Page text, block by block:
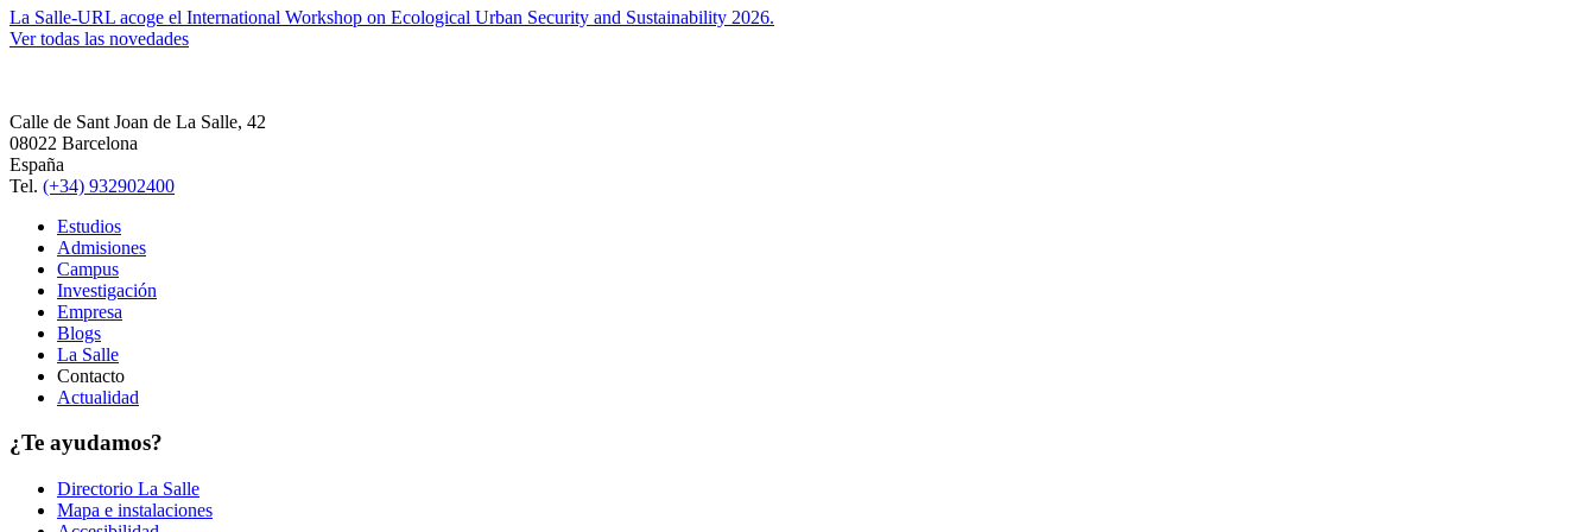
La Salle-URL acoge el International Workshop on Ecological Urban Security and Sustainability 2026.
Ver todas las novedades
Calle de Sant Joan de La Salle, 42
08022 Barcelona
España
Tel. (+34) 932902400
Estudios
Admisiones
Campus
Investigación
Empresa
Blogs
La Salle
Contacto
Actualidad
¿Te ayudamos?
Directorio La Salle
Mapa e instalaciones